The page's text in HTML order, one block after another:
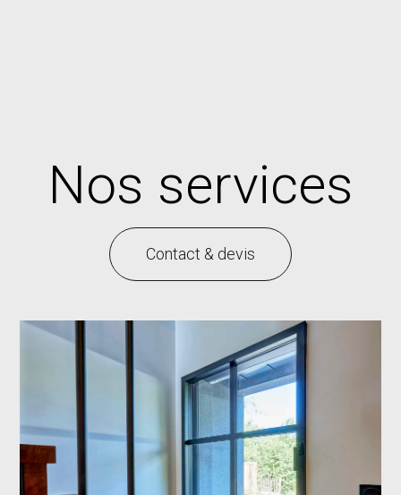
Nos services
Contact & devis